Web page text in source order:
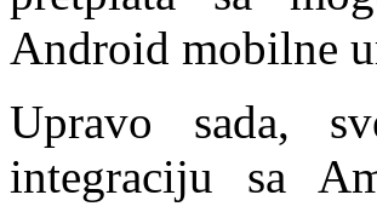
Android mobilne
Upravo sada,
integraciju sa